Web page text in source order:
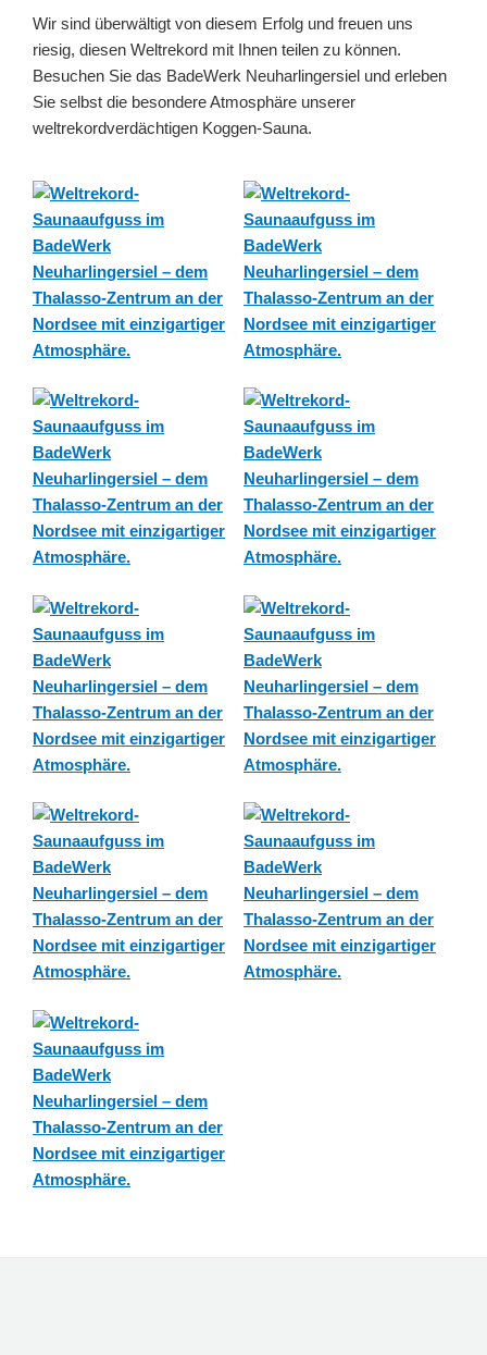
Wir sind überwältigt von diesem Erfolg und freuen uns
riesig, diesen Weltrekord mit Ihnen teilen zu können.
Besuchen Sie das BadeWerk Neuharlingersiel und erleben
Sie selbst die besondere Atmosphäre unserer
weltrekordverdächtigen Koggen-Sauna.